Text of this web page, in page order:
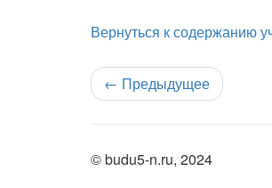
Вернуться к содержанию
← Предыдущее
© budu5-n.ru, 2024